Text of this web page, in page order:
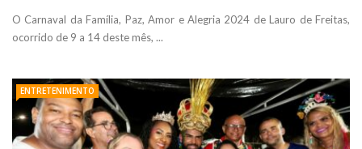
O Carnaval da Família, Paz, Amor e Alegria 2024 de Lauro de Freitas,
ocorrido de 9 a 14 deste mês, ...
ENTRETENIMENTO